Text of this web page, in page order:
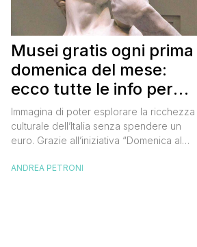
Musei gratis ogni prima
domenica del mese:
ecco tutte le info per
approfittarne
Immagina di poter esplorare la ricchezza
culturale dell’Italia senza spendere un
euro. Grazie all’iniziativa “Domenica al
mano. Ogni prima domenica del mese, tutti
ANDREA PETRONI